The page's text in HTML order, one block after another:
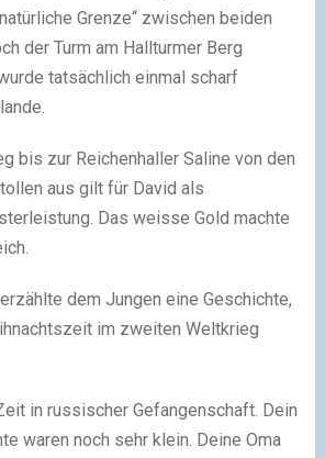
Grenze“ zwischen beiden
der Turm am Hallturmer Berg
tatsächlich einmal scharf
bis zur Reichenhaller Saline von den
aus gilt für David als
Das weisse Gold machte
dem Jungen eine Geschichte,
im zweiten Weltkrieg
in russischer Gefangenschaft. Dein
waren noch sehr klein. Deine Oma